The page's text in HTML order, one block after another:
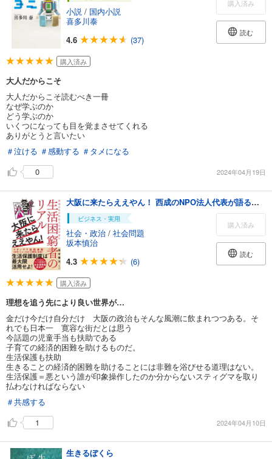
小説 / 国内小説
喜多川泰
4.6
(37)
購入済み
読む
購入済み
大人だからこそ
大人だからこそ読むべき一冊
なぜ学ぶのか
どう学ぶのか
いくつになっても目を覚まさせてくれる
ありがとうと言いたい
＃泣ける ＃感動する ＃タメになる
0
2024年04月19日
大阪に来たらええやん！ 西成のNPO法人代表が語る生活困窮者のリアル
ビジネス・実用
社会・政治 / 社会問題
坂本慎治
4.3
(6)
購入済み
読む
購入済み
理想を追う先により良い世界が…
金だけ今だけ自分だけ 大阪の政治もそんな風潮に飲まれつつある。そ
れでも日本一 寛容な街だとは思う
今話題の児童手当も扶助である
子育ての経済的困難を助けるものだ。
生活保護も扶助
生きることの経済的困難を助けることには非難を浴びせる道理はない。
生活保護＝悪という誰が印象操作したのか分からないスティグマを取り
払わなければならない
＃共感する
1
2024年04月10日
生きるぼくら